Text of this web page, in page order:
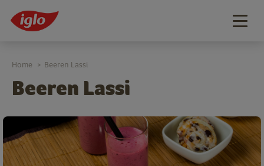
Beeren Lassi
Home > Beeren Lassi